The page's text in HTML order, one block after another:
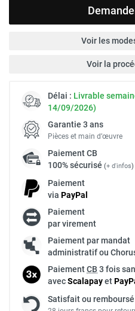
Voir les
Voir la
Délai : Livrable
14/09/2026)
Garantie 3 ans
Pièces et main d’œuvre
PaiementCB
100% sécurisé (+ d'infos)
Paiement
via PayPal
Paiement
par virement
Paiement par mandat
administratif ou
PaiementCB 3 fois
avecScalapayetPay
Satisfait ou remboursé